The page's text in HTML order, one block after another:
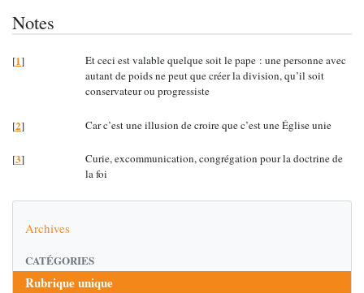
Notes
[1]
Et ceci est valable quelque soit le pape : une personne avec
autant de poids ne peut que créer la division, qu’il soit
conservateur ou progressiste
[2] Car c’est une illusion de croire que c’est une Église unie
[3]
Curie, excommunication, congrégation pour la doctrine de
la foi
Archives
CATÉGORIES
Rubrique unique